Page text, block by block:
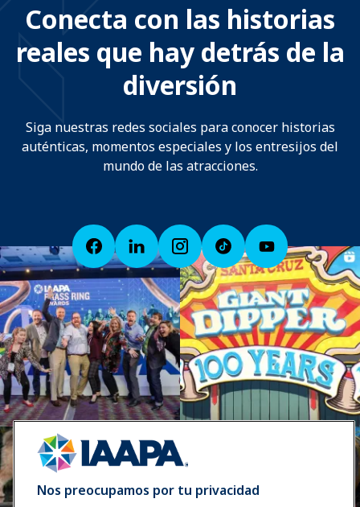
Conecta con las historias
reales que hay detrás de la
diversión
Siga nuestras redes sociales para conocer historias
auténticas, momentos especiales y los entresijos del
mundo de las atracciones.
Nos preocupamos por tu privacidad